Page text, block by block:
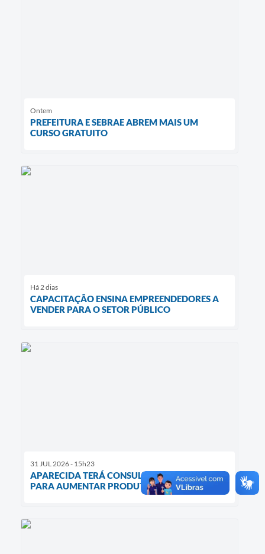
Ontem
PREFEITURA E SEBRAE ABREM MAIS UM
CURSO GRATUITO
Há 2 dias
CAPACITAÇÃO ENSINA EMPREENDEDORES A
VENDER PARA O SETOR PÚBLICO
31 JUL 2026 - 15h23
APARECIDA TERÁ CONSULTORIA GRATUITA
PARA AUMENTAR PRODUTIVIDADE